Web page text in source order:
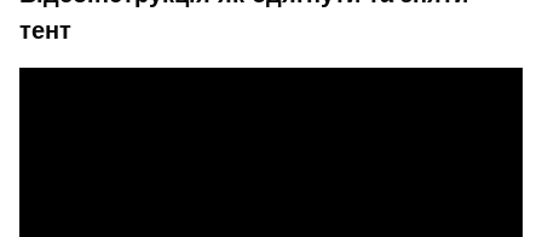
тент